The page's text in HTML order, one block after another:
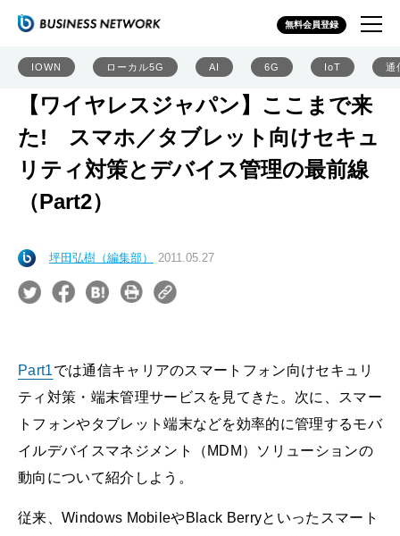
無料会員登録
IOWN ローカル5G AI 6G IoT 通
【ワイヤレスジャパン】ここまで来
た! スマホ／タブレット向けセキュ
リティ対策とデバイス管理の最前線
（Part2）
坪田弘樹（編集部） 2011.05.27
Part1では通信キャリアのスマートフォン向けセキュリ
ティ対策・端末管理サービスを見てきた。次に、スマー
トフォンやタブレット端末などを効率的に管理するモバ
イルデバイスマネジメント（MDM）ソリューションの
動向について紹介しよう。
従来、Windows MobileやBlack Berryといったスマート